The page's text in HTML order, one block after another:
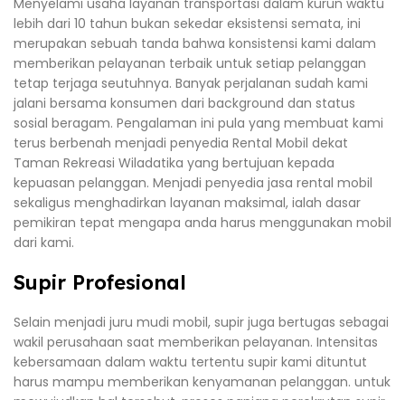
Menyelami usaha layanan transportasi dalam kurun waktu
lebih dari 10 tahun bukan sekedar eksistensi semata, ini
merupakan sebuah tanda bahwa konsistensi kami dalam
memberikan pelayanan terbaik untuk setiap pelanggan
tetap terjaga seutuhnya. Banyak perjalanan sudah kami
jalani bersama konsumen dari background dan status
sosial beragam. Pengalaman ini pula yang membuat kami
terus berbenah menjadi penyedia Rental Mobil dekat
Taman Rekreasi Wiladatika yang bertujuan kepada
kepuasan pelanggan. Menjadi penyedia jasa rental mobil
sekaligus menghadirkan layanan maksimal, ialah dasar
pemikiran tepat mengapa anda harus menggunakan mobil
dari kami.
Supir Profesional
Selain menjadi juru mudi mobil, supir juga bertugas sebagai
wakil perusahaan saat memberikan pelayanan. Intensitas
kebersamaan dalam waktu tertentu supir kami dituntut
harus mampu memberikan kenyamanan pelanggan. untuk